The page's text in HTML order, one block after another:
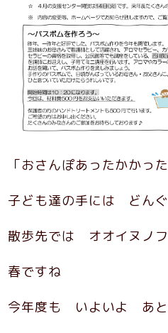
「おさんぽあったかかった
子ども達の手には どん
散歩先では オオイヌノ
春ですね
今年度も いよいよ あと